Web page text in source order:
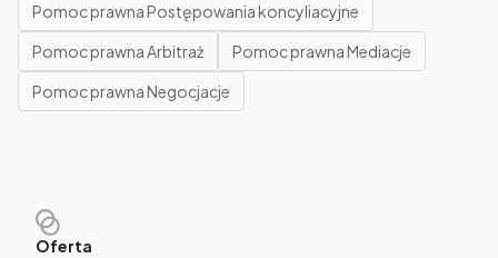
Pomoc prawna Postępowania koncyliacyjne
Pomoc prawna Arbitraż
Pomoc prawna Mediacje
Pomoc prawna Negocjacje
Oferta